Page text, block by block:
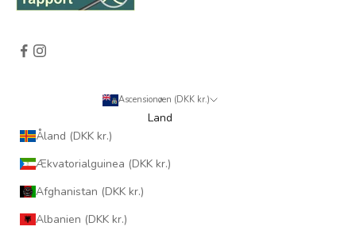
Ascensionøen (DKK kr.)
Land
Åland (DKK kr.)
Ækvatorialguinea (DKK kr.)
Afghanistan (DKK kr.)
Albanien (DKK kr.)